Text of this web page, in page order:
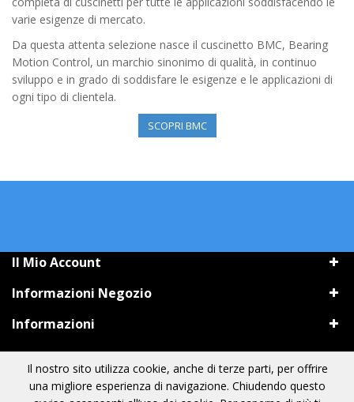
varie esigenze di mercato.
Da questa attenta selezione nasce il cuscinetto BMC, Bearing
Motion Control, un marchio sinonimo di qualità, in continuo
sviluppo e in grado di soddisfare le esigenze e le applicazioni di
ogni tipo di clientela.
SCOPRI BMC
Il nostro sito utilizza cookie, anche di terze parti, per offrire
una migliore esperienza di navigazione. Chiudendo questo
Il Mio Account
Informazioni Negozio
Informazioni